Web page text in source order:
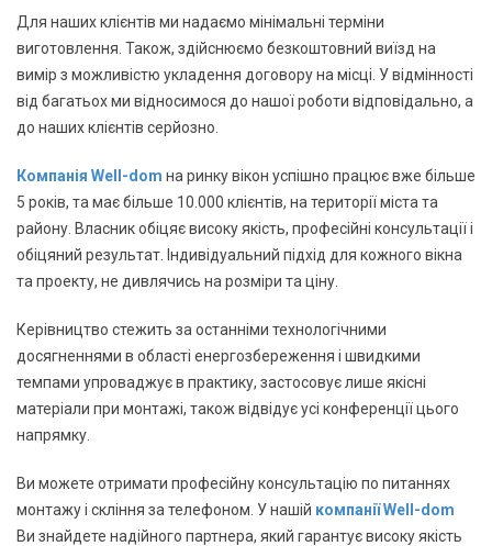
Для наших клієнтів ми надаємо мінімальні терміни
виготовлення. Також, здійснюємо безкоштовний виїзд на
вимір з можливістю укладення договору на місці. У відмінності
від багатьох ми відносимося до нашої роботи відповідально, а
до наших клієнтів серйозно.
Компанія Well-dom на ринку вікон успішно працює вже більше
5 років, та має більше 10.000 клієнтів, на території міста та
району. Власник обіцяє високу якість, професійні консультації і
обіцяний результат. Індивідуальний підхід для кожного вікна
та проекту, не дивлячись на розміри та ціну.
Керівництво стежить за останніми технологічними
досягненнями в області енергозбереження і швидкими
темпами упроваджує в практику, застосовує лише якісні
матеріали при монтажі, також відвідує усі конференції цього
напрямку.
Ви можете отримати професійну консультацію по питаннях
монтажу і скління за телефоном. У нашій компанії Well-dom
Ви знайдете надійного партнера, який гарантує високу якість